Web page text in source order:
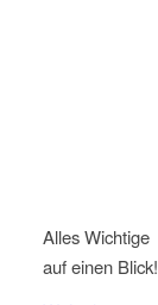
Alles Wichtige
auf einen Blick!